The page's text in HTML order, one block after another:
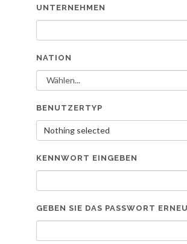
UNTERNEHMEN
NATION
BENUTZERTYP
Nothing selected
KENNWORT EINGEBEN
GEBEN SIE DAS PASSWORT